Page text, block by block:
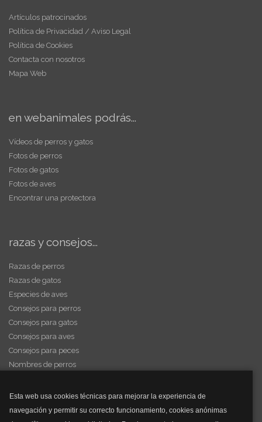
Esta web usa cookies técnicas para mejorar la experiencia de
navegación y permitir su correcto funcionamiento, cookies anónimas
Artículos patrocinados
Política de Privacidad / Aviso Legal
Política de Cookies
Contacta con nosotros
Mapa Web
en webanimales podrás...
Vídeos de perros y gatos
Fotos de perros
Fotos de gatos
Fotos de aves
Encontrar una protectora
razas y consejos...
Razas de perros
Razas de gatos
Especies de aves
Consejos para perros
Consejos para gatos
Consejos para aves
Consejos para peces
Nombres de perros